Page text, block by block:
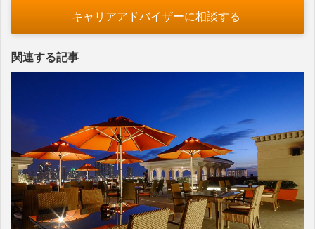
キャリアアドバイザーに相談する
関連する記事